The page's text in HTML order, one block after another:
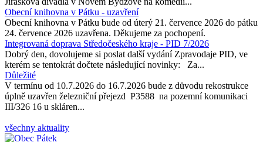
Obecní knihovna v Pátku - uzavření
Obecní knihovna v Pátku bude od úterý 21. července 2026 do pátku
24. července 2026 uzavřena. Děkujeme za pochopení.
Integrovaná doprava Středočeského kraje - PID 7/2026
Dobrý den, dovolujeme si poslat další vydání Zpravodaje PID, ve
kterém se tentokrát dočtete následující novinky: Za...
Důležité
V termínu od 10.7.2026 do 16.7.2026 bude z důvodu rekostrukce
úplně uzavřen železniční přejezd P3588 na pozemní komunikaci
III/326 16 u skláren...
všechny aktuality